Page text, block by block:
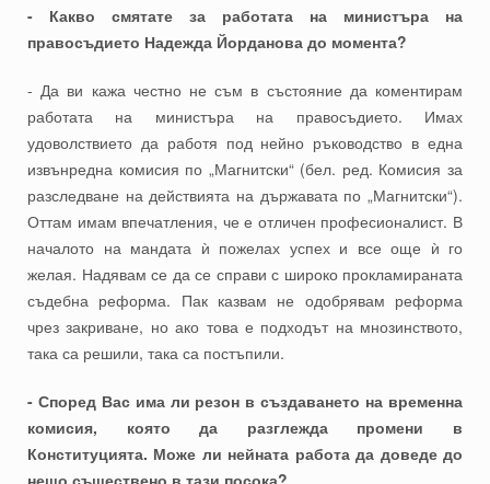
- Какво смятате за работата на министъра на
правосъдието Надежда Йорданова до момента?
- Да ви кажа честно не съм в състояние да коментирам
работата на министъра на правосъдието. Имах
удоволствието да работя под нейно ръководство в една
извънредна комисия по „Магнитски“ (бел. ред. Комисия за
разследване на действията на държавата по „Магнитски“).
Оттам имам впечатления, че е отличен професионалист. В
началото на мандата ѝ пожелах успех и все още ѝ го
желая. Надявам се да се справи с широко прокламираната
съдебна реформа. Пак казвам не одобрявам реформа
чрез закриване, но ако това е подходът на мнозинството,
така са решили, така са постъпили.
- Според Вас има ли резон в създаването на временна
комисия, която да разглежда промени в
Конституцията. Може ли нейната работа да доведе до